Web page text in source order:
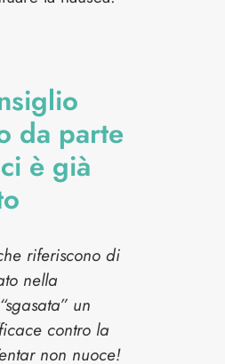
da parte
è già
riferiscono di
nella
un
contro la
non nuoce!